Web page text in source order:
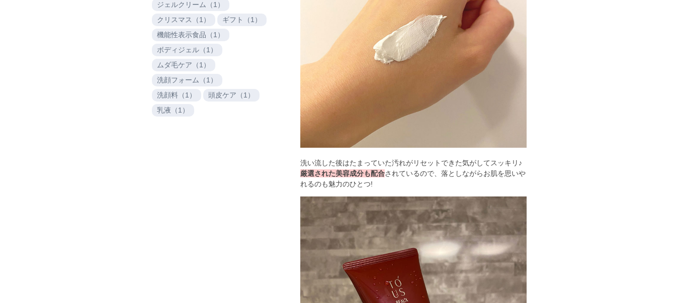
ジェルクリーム（1）
クリスマス（1）
ギフト（1）
機能性表示食品（1）
ボディジェル（1）
ムダ毛ケア（1）
洗顔フォーム（1）
洗顔料（1）
頭皮ケア（1）
乳液（1）
厳選された美容成分も配合されているので、落としながらお肌を思いや